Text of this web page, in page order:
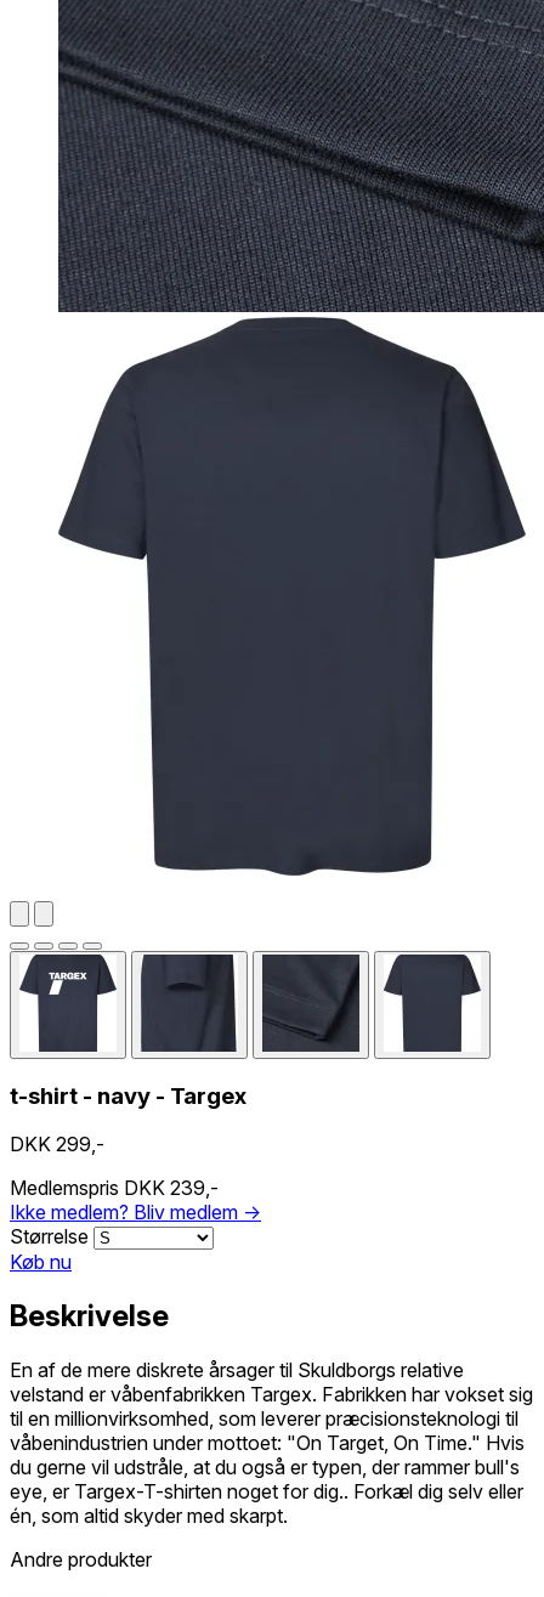
t-shirt - navy - Targex
DKK 299,-
Medlemspris DKK 239,-
Ikke medlem? Bliv medlem →
Størrelse
Køb nu
Beskrivelse
En af de mere diskrete årsager til Skuldborgs relative
velstand er våbenfabrikken Targex. Fabrikken har vokset sig
til en millionvirksomhed, som leverer præcisionsteknologi til
våbenindustrien under mottoet: "On Target, On Time." Hvis
du gerne vil udstråle, at du også er typen, der rammer bull's
eye, er Targex-T-shirten noget for dig.. Forkæl dig selv eller
én, som altid skyder med skarpt.
Andre produkter